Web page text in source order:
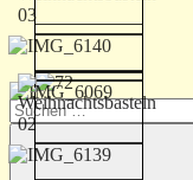
Suchen
nach: